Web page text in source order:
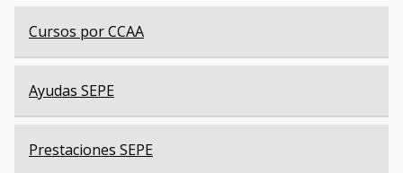
Cursos por CCAA
Ayudas SEPE
Prestaciones SEPE